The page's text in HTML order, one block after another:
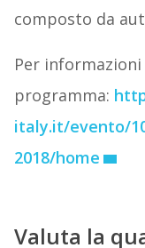
composto da
Per
programma:
italy.it/evento/
2018/home
Valuta la